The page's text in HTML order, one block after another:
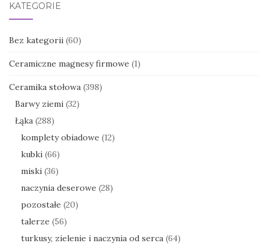
KATEGORIE
Bez kategorii (60)
Ceramiczne magnesy firmowe (1)
Ceramika stołowa (398)
Barwy ziemi (32)
Łąka (288)
komplety obiadowe (12)
kubki (66)
miski (36)
naczynia deserowe (28)
pozostałe (20)
talerze (56)
turkusy, zielenie i naczynia od serca (64)